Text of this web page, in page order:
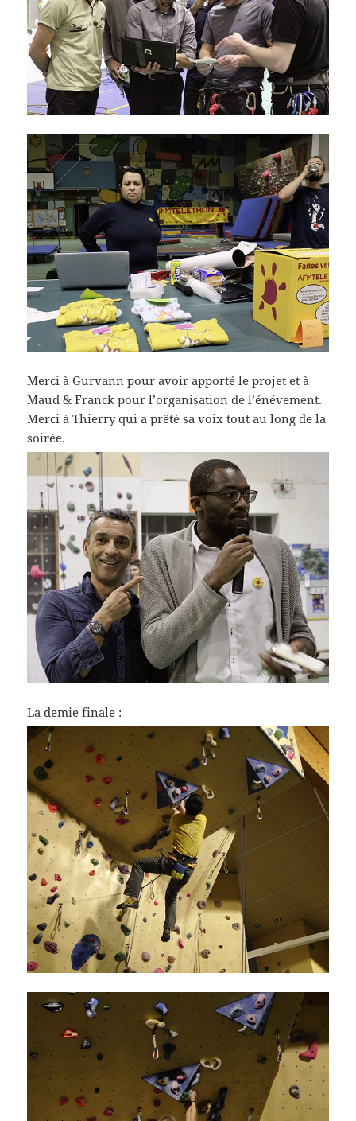
Merci à Gurvann pour avoir apporté le projet et à
Maud & Franck pour l’organisation de l’énévement.
Merci à Thierry qui a prêté sa voix tout au long de la
soirée.
La demie finale :